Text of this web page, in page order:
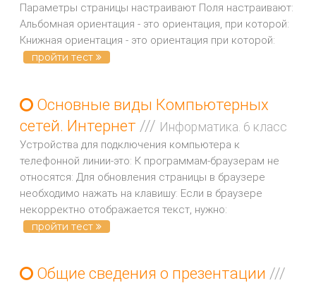
Параметры страницы настраивают Поля настраивают:
Альбомная ориентация - это ориентация, при которой:
Книжная ориентация - это ориентация при которой:
пройти тест
Основные виды Компьютерных
сетей. Интернет /// Информатика. 6 класс
Устройства для подключения компьютера к
телефонной линии-это: К программам-браузерам не
относятся: Для обновления страницы в браузере
необходимо нажать на клавишу: Если в браузере
некорректно отображается текст, нужно:
пройти тест
Общие сведения о презентации ///